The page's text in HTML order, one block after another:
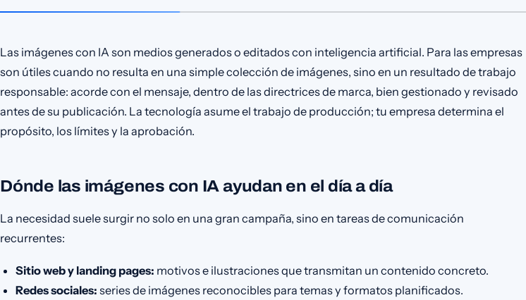
Las imágenes con IA son medios generados o editados con inteligencia artificial. Para las empresas
son útiles cuando no resulta en una simple colección de imágenes, sino en un resultado de trabajo
responsable: acorde con el mensaje, dentro de las directrices de marca, bien gestionado y revisado
antes de su publicación. La tecnología asume el trabajo de producción; tu empresa determina el
propósito, los límites y la aprobación.
Dónde las imágenes con IA ayudan en el día a día
La necesidad suele surgir no solo en una gran campaña, sino en tareas de comunicación
recurrentes:
Sitio web y landing pages: motivos e ilustraciones que transmitan un contenido concreto.
Redes sociales: series de imágenes reconocibles para temas y formatos planificados.